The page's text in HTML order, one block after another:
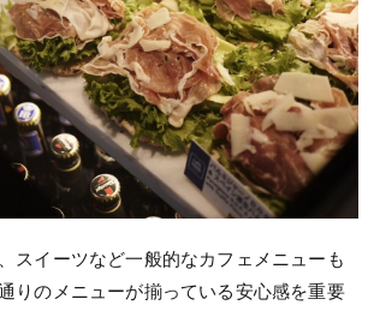
スイーツなど一般的なカフェメニューも
りのメニューが揃っている安心感を重要